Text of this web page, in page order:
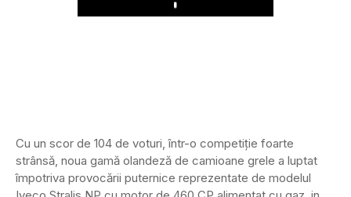
Play
Cu un scor de 104 de voturi, într-o competiție foarte
strânsă, noua gamă olandeză de camioane grele a luptat
împotriva provocării puternice reprezentate de modelul